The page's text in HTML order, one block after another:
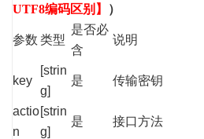
UTF8编码区别】
）
参数 类型
是否必
含
说明
key
[strin
g]
是 传输密钥
actio
n
[strin
g]
是 接口方法